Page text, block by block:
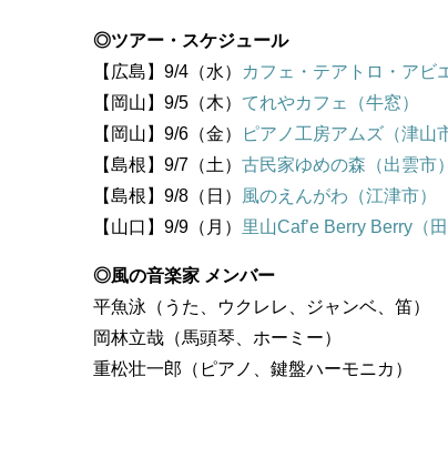
◎ツアー・スケジュール
【広島】9/4（水）
カフェ・テアトロ・アビ
【岡山】9/5（木） てれやカフェ（牛窓）
【岡山】9/6（金）
ピアノ工房アムズ（津山
【島根】9/7（土） 古民家ゆめの森（出雲市）
【島根】9/8（日）
風のえんがわ（江津市）
【山口】9/9（月） 里山Caf’e Berry Berry（田
◎風の音楽家 メンバー
平魚泳（うた、ウクレレ、ジャンベ、笛）
岡林立哉（馬頭琴、ホーミー）
重松壮一郎（ピアノ、鍵盤ハーモニカ）